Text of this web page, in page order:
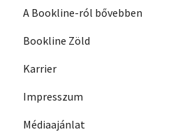
A Bookline-ról bővebben
Bookline Zöld
Karrier
Impresszum
Médiaajánlat